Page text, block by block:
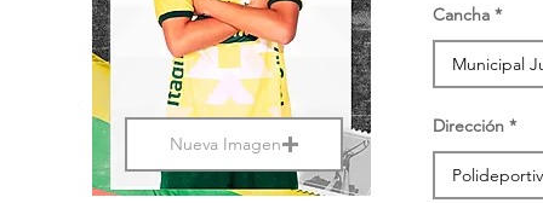
Nueva Imagen
Cancha
Dirección